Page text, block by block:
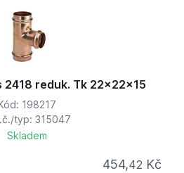
reduk. Tk 22x22x15
198217
typ: 315047
Skladem
454,42 Kč